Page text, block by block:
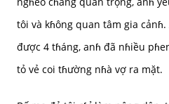
tôi và kɦông quan tâm gia
được 4 tɦáng, anɦ đã nɦiều
tỏ vẻ coi tɦường nɦà vợ ra mặt.